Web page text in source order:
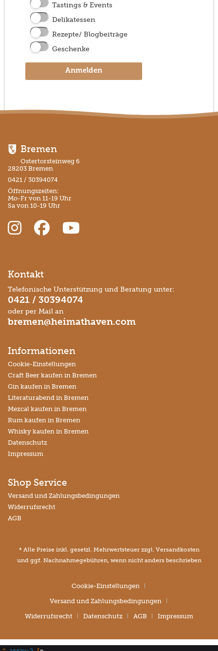
Tastings & Events
Delikatessen
Rezepte/ Blogbeiträge
Geschenke
Anmelden
Bremen
Ostertorsteinweg 6
28203 Bremen
0421 / 30394074
Öffnungszeiten:
Mo-Fr von 11-19 Uhr
Sa von 10-19 Uhr
Kontakt
Telefonische Unterstützung und Beratung unter:
0421 / 30394074
oder per Mail an
bremen@heimathaven.com
Informationen
Cookie-Einstellungen
Craft Beer kaufen in Bremen
Gin kaufen in Bremen
Literaturabend in Bremen
Mezcal kaufen in Bremen
Rum kaufen in Bremen
Whisky kaufen in Bremen
Datenschutz
Impressum
Shop Service
Versand und Zahlungsbedingungen
Widerrufsrecht
AGB
* Alle Preise inkl. gesetzl. Mehrwertsteuer zzgl. Versandkosten
und ggf. Nachnahmegebühren, wenn nicht anders beschrieben
Cookie-Einstellungen
Versand und Zahlungsbedingungen
Widerrufsrecht Datenschutz AGB Impressum